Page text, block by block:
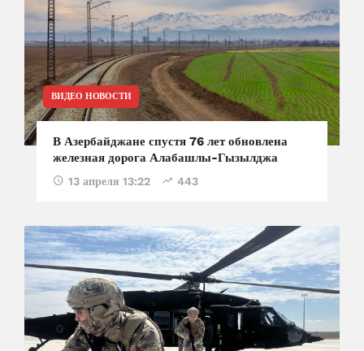
ВИДЕО НОВОСТИ
В Азербайджане спустя 76 лет обновлена
железная дорога Алабашлы-Гызылджа
13 апреля 13:22 443